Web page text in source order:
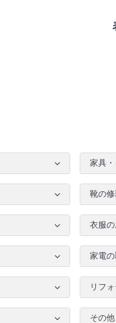
家具
靴の
衣服
家電
リフ
その他